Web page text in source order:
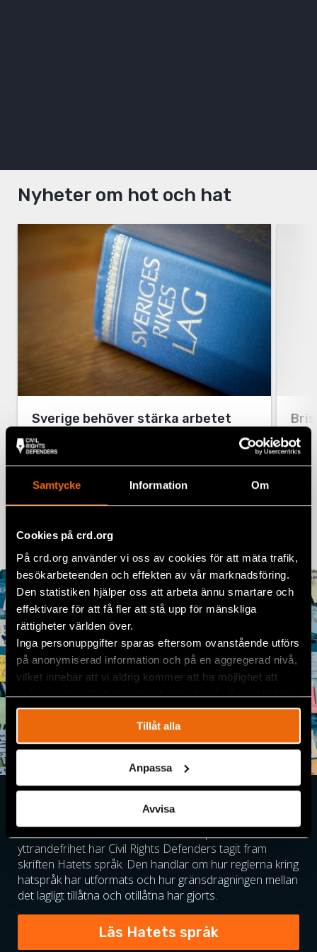
Samtycke Information Om
Cookies på crd.org
På crd.org använder vi oss av cookies för att mäta trafik,
besökarbeteenden och effekten av vår marknadsföring.
Den statistiken hjälper oss att arbeta ännu smartare och
effektivare för att få fler att stå upp för mänskliga
rättigheter världen över.
Inga personuppgifter sparas eftersom ovanstående utförs
på anonymiserad information och på en aggregerad nivå,
vilket innebär att vi aldrig kommer att ha möjlighet att
spåra en specifik besökares beteende på vår webbplats.
Tillåt alla
Anpassa
Avvisa
Nyheter om hot och hat
Sverige behöver stärka arbetet
mot hatbrott
NYHETER, SVERIGE, UTTALANDEN
läs
Vad är hatspråk?
yttrandefrihet har Civil Rights Defenders tagit fram
skriften Hatets språk. Den handlar om hur reglerna kring
hatspråk har utformats och hur gränsdragningen mellan
det lagligt tillåtna och otillåtna har gjorts.
Läs Hatets språk